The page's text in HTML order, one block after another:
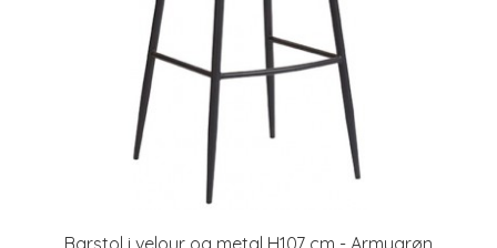
Barstol i velour og metal H107 cm - Armygrøn